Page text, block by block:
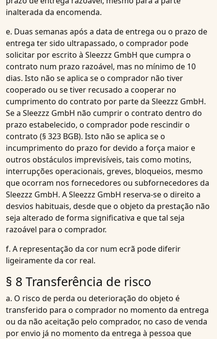
inalterada da encomenda.
e. Duas semanas após a data de entrega ou o prazo de
entrega ter sido ultrapassado, o comprador pode
solicitar por escrito à Sleezzz GmbH que cumpra o
contrato num prazo razoável, mas no mínimo de 10
dias. Isto não se aplica se o comprador não tiver
cooperado ou se tiver recusado a cooperar no
cumprimento do contrato por parte da Sleezzz GmbH.
Se a Sleezzz GmbH não cumprir o contrato dentro do
prazo estabelecido, o comprador pode rescindir o
contrato (§ 323 BGB). Isto não se aplica se o
incumprimento do prazo for devido a força maior e
outros obstáculos imprevisíveis, tais como motins,
interrupções operacionais, greves, bloqueios, mesmo
que ocorram nos fornecedores ou subfornecedores da
Sleezzz GmbH. A Sleezzz GmbH reserva-se o direito a
desvios habituais, desde que o objeto da prestação não
seja alterado de forma significativa e que tal seja
razoável para o comprador.
f. A representação da cor num ecrã pode diferir
ligeiramente da cor real.
§ 8 Transferência de risco
a. O risco de perda ou deterioração do objeto é
transferido para o comprador no momento da entrega
ou da não aceitação pelo comprador, no caso de venda
por envio já no momento da entrega à pessoa que